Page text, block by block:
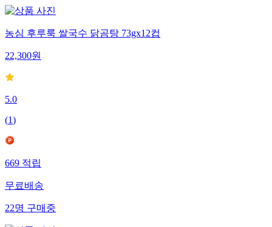
농심 후루룩 쌀국수 닭곰탕 73gx12컵
22,300원
5.0
(1)
669적립
무료배송
22명구매중